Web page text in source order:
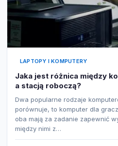
LAPTOPY I KOMPUTERY
Jaka jest różnica między
a stacją roboczą?
Dwa popularne rodzaje
porównuje, to komputer dla
oba mają za zadanie zapewnić
między nimi z…